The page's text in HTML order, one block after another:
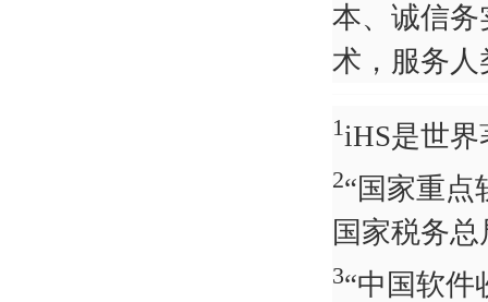
本、诚信务
术，服务人
1iHS是世界
2“国家重点
国家税务
3“中国软件